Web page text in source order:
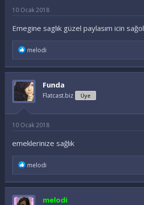
10 Ocak 2018
Emegine saglık güzel paylasım icin sağol
İ
d
e
l
e
r
:
melodi
Funda
Flatcast.biz Üye
10 Ocak 2018
emeklerinize sağlık
İ
d
e
melodi
melodi